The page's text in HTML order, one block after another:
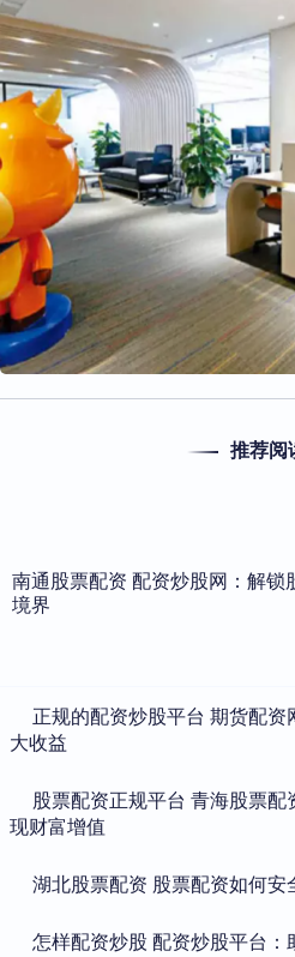
推荐阅
南通股票配资 配资炒股网：解锁
境界
正规的配资炒股平台 期货配
大收益
股票配资正规平台 青海股票
现财富增值
湖北股票配资 股票配资如何安
怎样配资炒股 配资炒股平台